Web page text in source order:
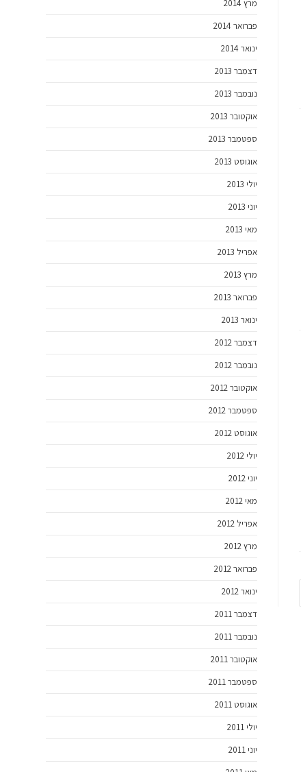
מרץ 2014
פברואר 2014
ינואר 2014
דצמבר 2013
נובמבר 2013
אוקטובר 2013
ספטמבר 2013
אוגוסט 2013
יולי 2013
יוני 2013
מאי 2013
אפריל 2013
מרץ 2013
פברואר 2013
ינואר 2013
דצמבר 2012
נובמבר 2012
אוקטובר 2012
ספטמבר 2012
אוגוסט 2012
יולי 2012
יוני 2012
מאי 2012
אפריל 2012
מרץ 2012
פברואר 2012
ינואר 2012
דצמבר 2011
נובמבר 2011
אוקטובר 2011
ספטמבר 2011
אוגוסט 2011
יולי 2011
יוני 2011